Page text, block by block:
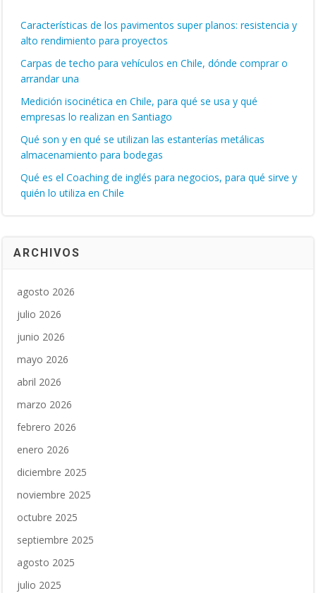
Características de los pavimentos super planos: resistencia y
alto rendimiento para proyectos
Carpas de techo para vehículos en Chile, dónde comprar o
arrandar una
Medición isocinética en Chile, para qué se usa y qué
empresas lo realizan en Santiago
Qué son y en qué se utilizan las estanterías metálicas
almacenamiento para bodegas
Qué es el Coaching de inglés para negocios, para qué sirve y
quién lo utiliza en Chile
ARCHIVOS
agosto 2026
julio 2026
junio 2026
mayo 2026
abril 2026
marzo 2026
febrero 2026
enero 2026
diciembre 2025
noviembre 2025
octubre 2025
septiembre 2025
agosto 2025
julio 2025